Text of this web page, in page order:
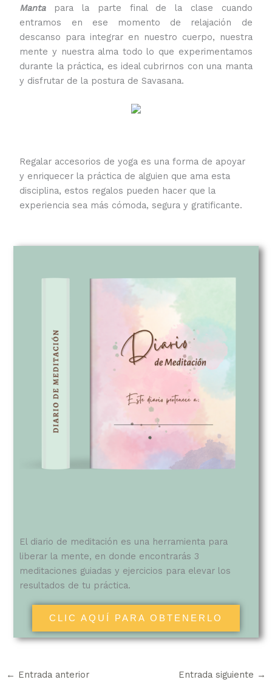
Mantapara la parte final de la clase cuando
entramos en ese momento de relajación de
descanso para integrar en nuestro cuerpo, nuestra
mente y nuestra alma todo lo que experimentamos
durante la práctica, es ideal cubrirnos con una manta
y disfrutar de la postura de Savasana.
Regalar accesorios de yoga es una forma de apoyar
y enriquecer la práctica de alguien que ama esta
disciplina, estos regalos pueden hacer que la
experiencia sea más cómoda, segura y gratificante.
El diario de meditación es una herramienta para
liberar la mente, en donde encontrarás 3
meditaciones guiadas y ejercicios para elevar los
resultados de tu práctica.
CLIC AQUÍ PARA OBTENERLO
← Entrada anterior Entrada siguiente →